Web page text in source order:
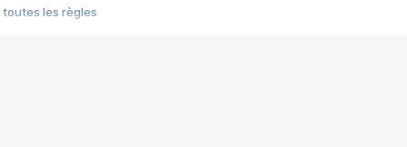
toutes les règles